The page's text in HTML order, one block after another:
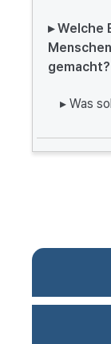
▸ Welche
gemacht?
▸ Was